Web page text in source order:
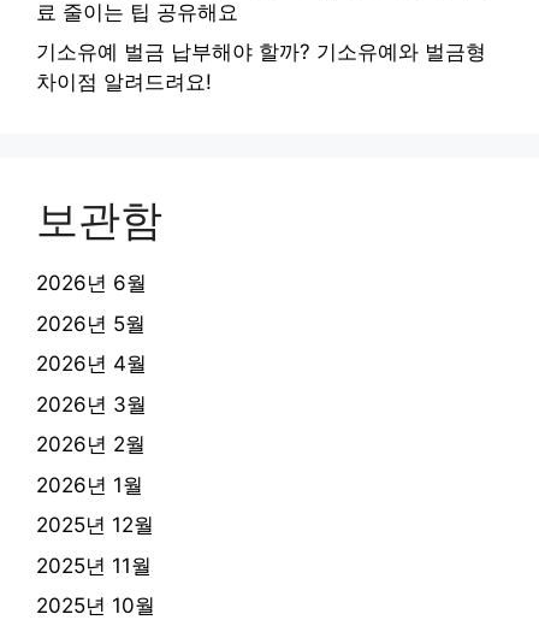
료 줄이는 팁 공유해요
기소유예 벌금 납부해야 할까? 기소유예와 벌금형
차이점 알려드려요!
보관함
2026년 6월
2026년 5월
2026년 4월
2026년 3월
2026년 2월
2026년 1월
2025년 12월
2025년 11월
2025년 10월